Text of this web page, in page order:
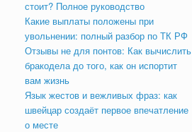
стоит? Полное руководство
Какие выплаты положены при
увольнении: полный разбор по ТК РФ
Отзывы не для понтов: Как вычислить
бракодела до того, как он испортит
вам жизнь
Язык жестов и вежливых фраз: как
швейцар создаёт первое впечатление
о месте